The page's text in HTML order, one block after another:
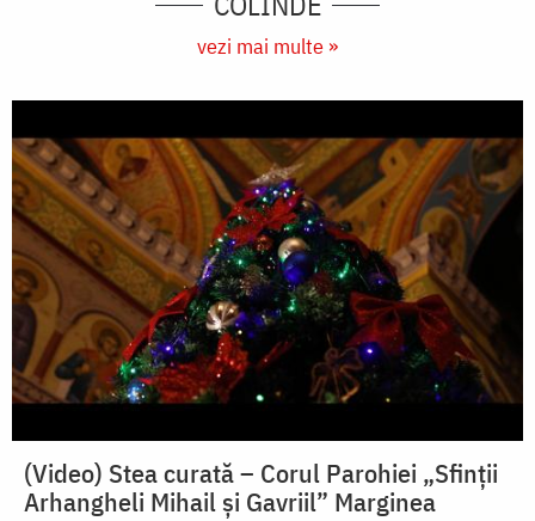
vezi mai multe »
(Video) Stea curată – Corul Parohiei „Sfinții
Arhangheli Mihail și Gavriil” Marginea